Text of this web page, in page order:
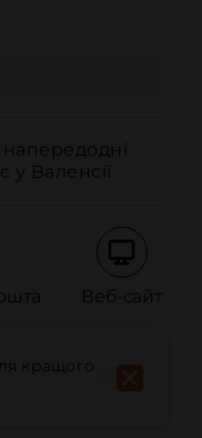
Валенсії
Веб-сайт
кращого